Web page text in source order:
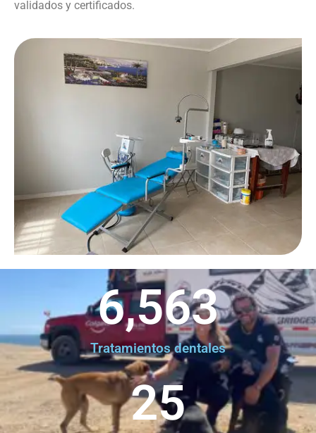
validados y certificados.
Tratamientos dentales
6,563
25